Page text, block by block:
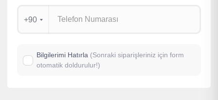
+90
Bilgilerimi Hatırla (Sonraki siparişleriniz için form
otomatik doldurulur!)